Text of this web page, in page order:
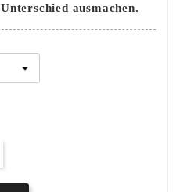
ausmachen.